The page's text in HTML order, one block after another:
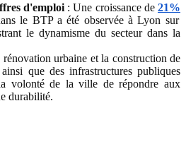
d'emploi: Une croissance de 21%
le BTP a été observée à Lyon sur
le dynamisme du secteur dans la
rénovation urbaine et la construction de
que des infrastructures publiques
volonté de la ville de répondre aux
durabilité.